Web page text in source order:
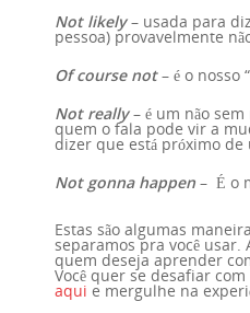
Not likely– usada para
pessoa) provavelmente
Of course not– é o nosso
Not really– é um não sem
quem o fala pode vir a
dizer que está próximo de
Not gonna happen – É o
Estas são algumas
separamos pra você usar.
quem deseja aprender
Você quer se desafiar
aqui e mergulhe na